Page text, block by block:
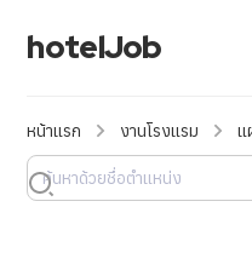
hotelJob
หน้าแรก งานโรงแรม แ